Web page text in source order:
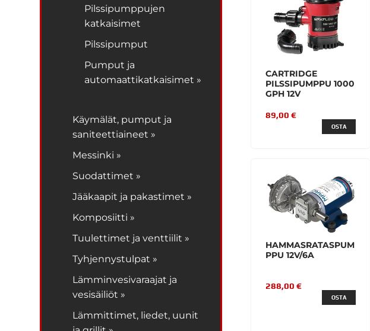
Pilssipumppujen
katkaisimet
Pilssipumput
Pumput ja
automaattikatkaisimet »
Käymälät, pumput ja
saniteettiaineet »
Messinki »
Suodattimet »
Jääkaapit ja pakastimet »
Komposiitti »
Tuulettimet ja venttiilit »
Tyhjennystulpat »
Lämminvesivaraajat ja
vesisäiliöt »
Lämmittimet, liedet, uunit
CARTRIDGE
PILSSIPUMPPU 1000
GPH 12V
89,00 €
OSTA
HAMMASRATASPUM
PPU 12V/6A
288,00 €
OSTA